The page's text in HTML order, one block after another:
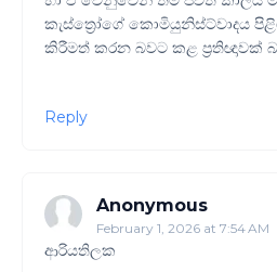
කැස්ත්‍රෝගේ කොමියුනිස්ට්වාදය
කිරීමත් කරන බවට කළ ප්‍රතිඥාවක්
Reply
Anonymous
February 1, 2026 at 7:54 AM
ආරියතිලක